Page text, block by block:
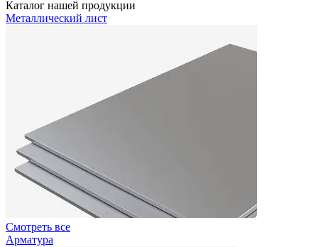
Каталог нашей продукции
Металлический лист
Смотреть все
Арматура